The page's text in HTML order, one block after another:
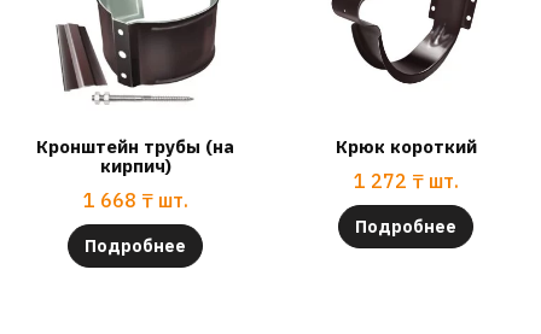
Кронштейн трубы (на
кирпич)
1 668 ₸ шт.
Подробнее
Крюк короткий
1 272 ₸ шт.
Подробнее